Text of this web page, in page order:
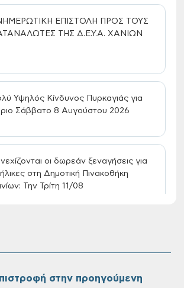
ΕΠΙΣΤΟΛΗ ΠΡΟΣ ΤΟΥΣ
ΤΗΣ Δ.Ε.Υ.Α. ΧΑΝΙΩΝ
Υψηλός Κίνδυνος Πυρκαγιάς για
Σάββατο 8 Αυγούστου 2026
οι δωρεάν ξεναγήσεις για
στη Δημοτική Πινακοθήκη
Την Τρίτη 11/08
συνεδρίαση Δημοτικής Επιτροπής
στην προηγούμενη